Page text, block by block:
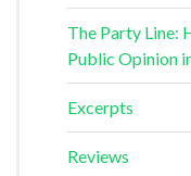
The Party Line:
Public Opinion
Excerpts
Reviews